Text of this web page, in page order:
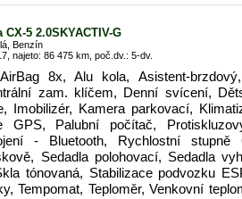
CX-5 2.0SKYACTIV-G
Benzín
najeto: 86 475 km, poč.dv.: 5-dv.
8x, Alu kola, Asistent-
zam. klíčem, Denní svícení,
Imobilizér, Kamera parkovací,
GPS, Palubní počítač,
- Bluetooth, Rychlostní
Sedadla polohovací, Sedadla
tónovaná, Stabilizace podvozku
Tempomat, Teploměr, Venkovní